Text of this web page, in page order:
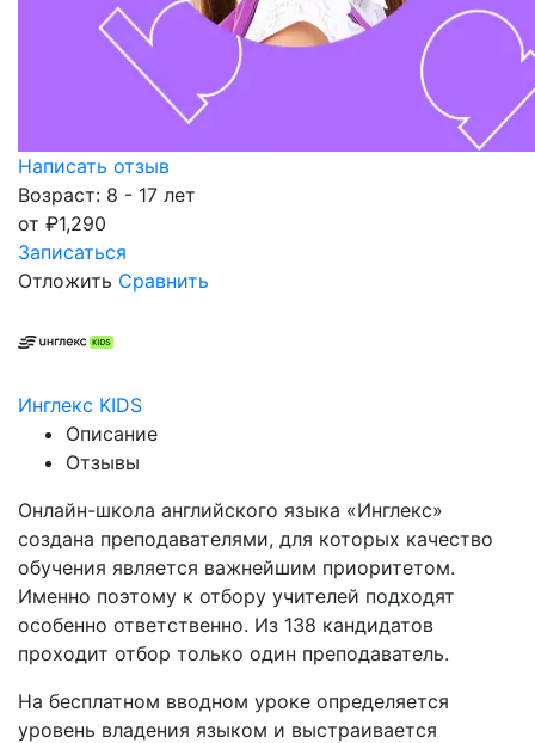
Написать отзыв
Возраст: 8 - 17 лет
от ₽1,290
Записаться
Отложить Сравнить
Инглекс KIDS
Описание
Отзывы
Онлайн-школа английского языка «Инглекс»
создана преподавателями, для которых качество
обучения является важнейшим приоритетом.
Именно поэтому к отбору учителей подходят
особенно ответственно. Из 138 кандидатов
проходит отбор только один преподаватель.
На бесплатном вводном уроке определяется
уровень владения языком и выстраивается